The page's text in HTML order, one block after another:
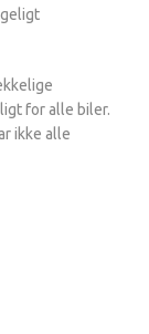
for alle biler.
ikke alle